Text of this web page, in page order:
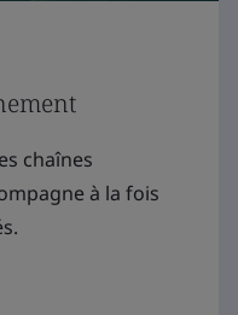
chaînes
à la fois